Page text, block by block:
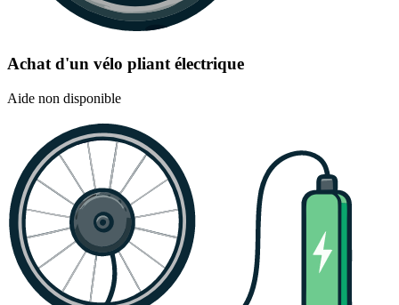
Achat d'un vélo pliant électrique
Aide non disponible